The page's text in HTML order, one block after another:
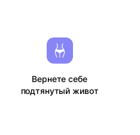
Вернете себе
подтянутый живот